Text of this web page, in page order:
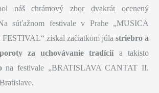
náš chrámový zbor dvakrát ocenený
súťažnom festivale v Prahe „MUSICA
získal začiatkom júla striebro a
za uchovávanie tradícií a takisto
na festivale „BRATISLAVA CANTAT II.